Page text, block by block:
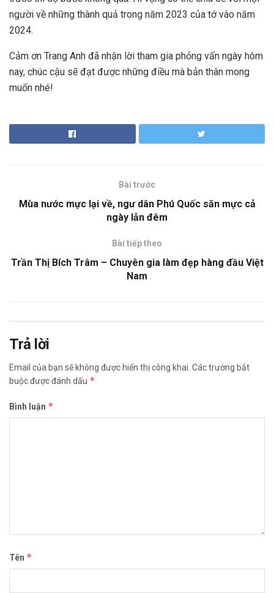
người về những thành quả trong năm 2023 của tớ vào năm
2024.
Cảm ơn Trang Anh đã nhận lời tham gia phỏng vấn ngày hôm
nay, chúc cậu sẽ đạt được những điều mà bản thân mong
muốn nhé!
Bài trước
Mùa nước mực lại về, ngư dân Phú Quốc săn mực cả
ngày lẫn đêm
Bài tiếp theo
Trần Thị Bích Trâm – Chuyên gia làm đẹp hàng đầu Việt
Nam
Trả lời
Email của bạn sẽ không được hiển thị công khai. Các trường bắt
buộc được đánh dấu *
Bình luận *
Tên *